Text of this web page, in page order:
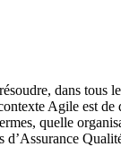
dans tous
Agile est
quelle
d’Assurance